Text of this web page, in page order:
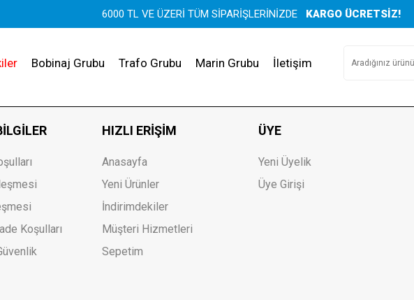
6000 TL VE ÜZERİ TÜM SİPARİŞLERİNİZDE KARGO ÜCRETSİZ!
Bobinaj Grubu Trafo Grubu Marin Grubu İletişim
Koşulları
HIZLI ERIŞIM
Anasayfa
Yeni Ürünler
İndirimdekiler
Müşteri Hizmetleri
Sepetim
ÜYE
Yeni Üyelik
Üye Girişi